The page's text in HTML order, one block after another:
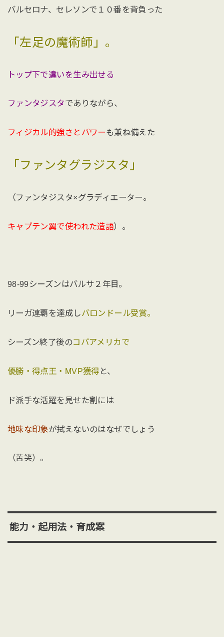
バルセロナ、セレソンで１０番を背負った
「左足の魔術師」。
トップ下で違いを生み出せる
ファンタジスタでありながら、
フィジカル的強さとパワーも兼ね備えた
「ファンタグラジスタ」
（ファンタジスタ×グラディエーター。
キャプテン翼で使われた造語）。
98-99シーズンはバルサ２年目。
リーガ連覇を達成しバロンドール受賞。
シーズン終了後のコパアメリカで
優勝・得点王・MVP獲得 と、
ド派手な活躍を見せた割には
地味な印象が拭えないのはなぜでしょう
（苦笑）。
能力・起用法・育成案